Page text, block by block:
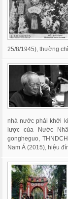
25/8/1945), thường
nhà nước phải khởi
lược của Nước
gongheguo,
Nam Á (2015), hiệu